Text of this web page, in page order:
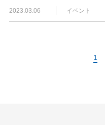
2023.03.06 イベント
1